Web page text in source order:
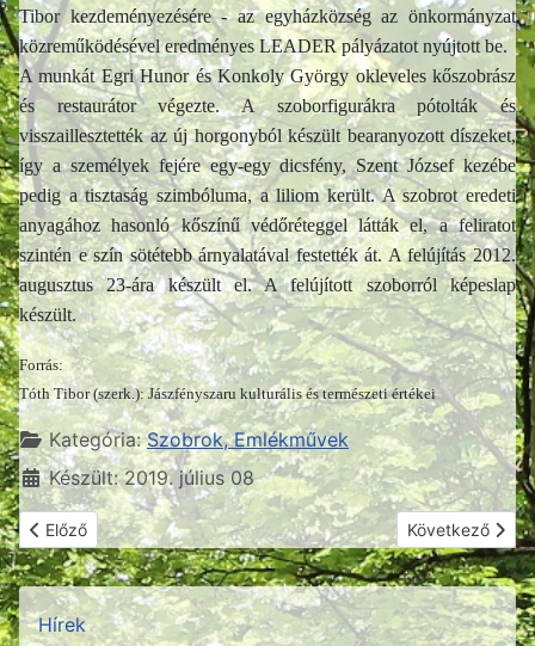
Tibor kezdeményezésére - az egyházközség az önkormányzat
közreműködésével eredményes LEADER pályázatot nyújtott be.
A munkát Egri Hunor és Konkoly György okleveles kőszobrász
és restaurátor végezte. A szoborfigurákra pótolták és
visszaillesztették az új horgonyból készült bearanyozott díszeket,
így a személyek fejére egy-egy dicsfény, Szent József kezébe
pedig a tisztaság szimbóluma, a liliom került. A szobrot eredeti
anyagához hasonló kőszínű védőréteggel látták el, a feliratot
szintén e szín sötétebb árnyalatával festették át. A felújítás 2012.
augusztus 23-ára készült el. A felújított szoborról képeslap
készült.
Forrás:
Tóth Tibor (szerk.): Jászfényszaru kulturális és természeti értékei
Részletek
Kategória:Szobrok, Emlékművek
Készült: 2019. július 08
Előző cikk: Vasút - Tanyai Emlékmű
Előző Következő
Következő
Hírek